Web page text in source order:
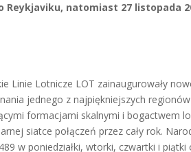
Reykjaviku, natomiast 27
Linie Lotnicze LOT zainaugurowały
jednego z najpiękniejszych
formacjami skalnymi i bogactwem
siatce połączeń przez cały rok.
w poniedziałki, wtorki, czwartki i